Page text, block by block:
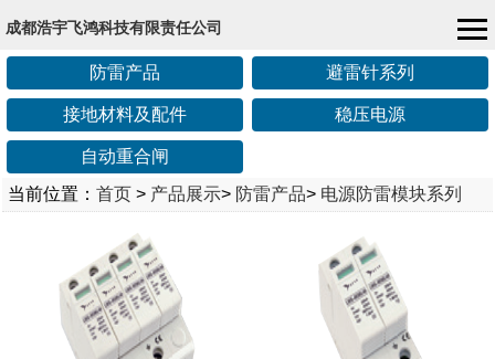
成都浩宇飞鸿科技有限责任公司
防雷产品 避雷针系列
接地材料及配件 稳压电源
自动重合闸
当前位置： 首页 > 产品展示> 防雷产品> 电源防雷模块系列